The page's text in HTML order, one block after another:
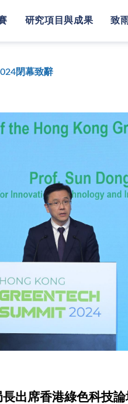
研究項目與成果 致
閉幕致辭
出席香港綠色科技